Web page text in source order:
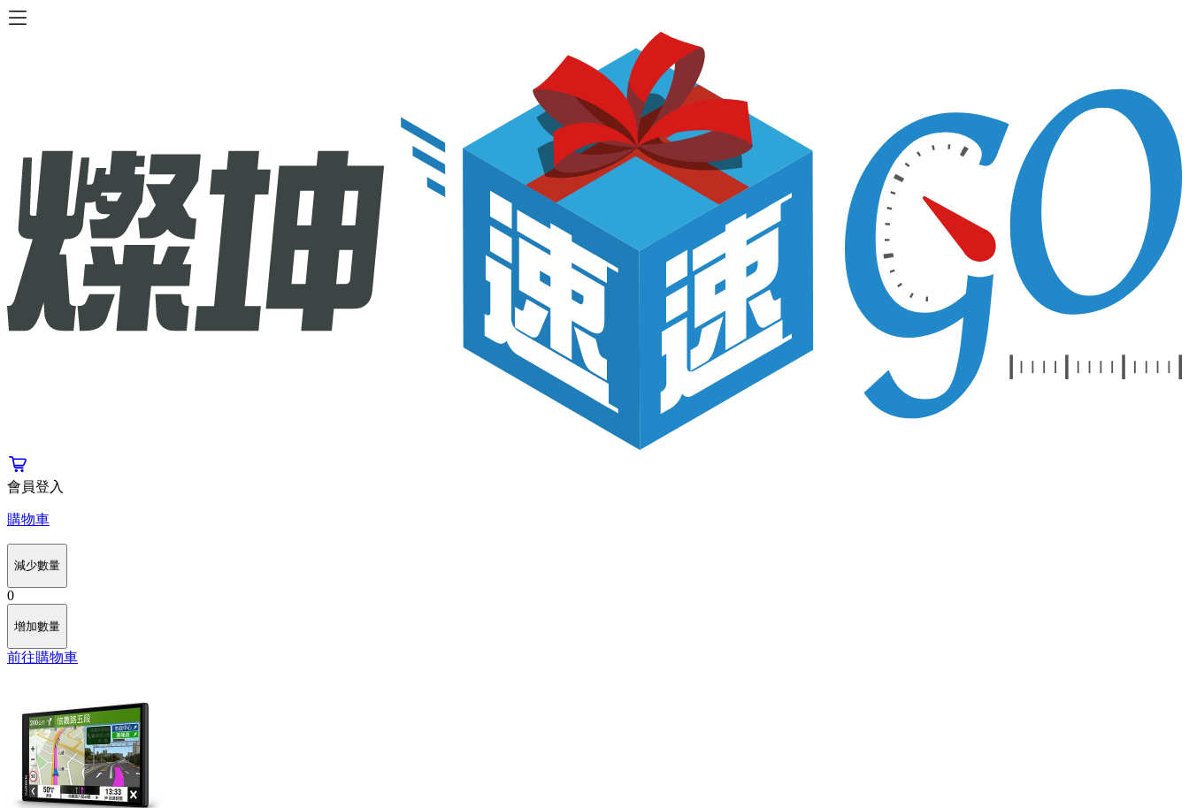
會員登入
購物車
減少數量
0
增加數量
前往購物車